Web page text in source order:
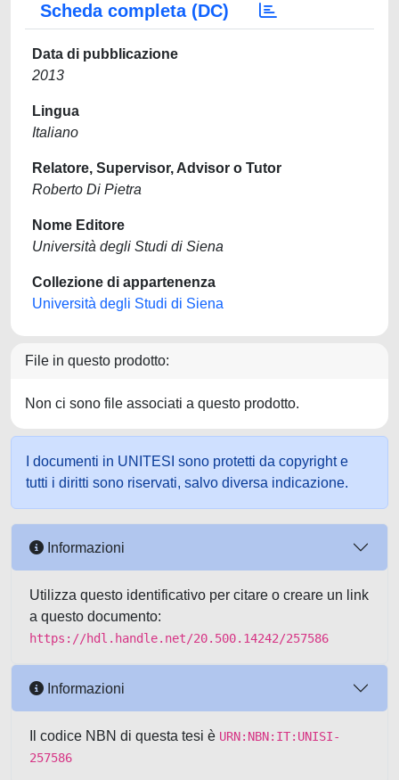
Scheda completa (DC)
Data di pubblicazione
2013
Lingua
Italiano
Relatore, Supervisor, Advisor o Tutor
Roberto Di Pietra
Nome Editore
Università degli Studi di Siena
Collezione di appartenenza
Università degli Studi di Siena
File in questo prodotto:
Non ci sono file associati a questo prodotto.
I documenti in UNITESI sono protetti da copyright e
tutti i diritti sono riservati, salvo diversa indicazione.
Informazioni
Utilizza questo identificativo per citare o creare un link
a questo documento:
https://hdl.handle.net/20.500.14242/257586
Informazioni
Il codice NBN di questa tesi è URN:NBN:IT:UNISI-
257586